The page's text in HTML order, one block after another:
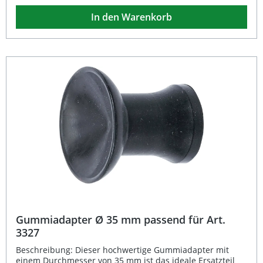
wie auch bei hobbymäßigen Motorüberholungen. Präziser
Gummiadapter Ø 45 mm für Ventilläpper-Satz Art. 3327
Ermöglicht sauberes Einschleifen von Ventilsitzen
Hochwertiges, strapazierfähiges Gummimaterial Einfacher
Hobbybereich Lieferumfang: 1x Gummiadapter Ø 45 mm
(Ersatz für Art. 3327)
In den Warenkorb
Gummiadapter Ø 35 mm passend für Art.
3327
Beschreibung: Dieser hochwertige Gummiadapter mit
einem Durchmesser von 35 mm ist das ideale Ersatzteil